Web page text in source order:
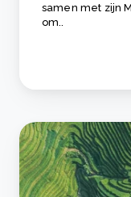
samen met zijn
om..